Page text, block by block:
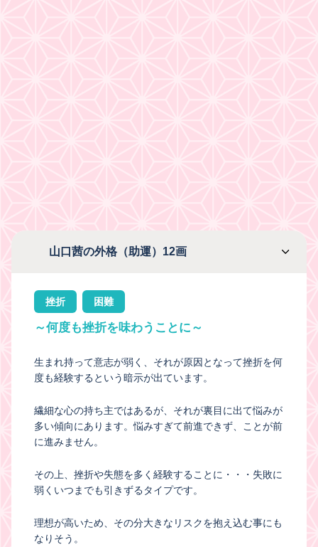
山口茜の外格（助運）12画
挫折 困難
～何度も挫折を味わうことに～
生まれ持って意志が弱く、それが原因となって挫折を何
度も経験するという暗示が出ています。
繊細な心の持ち主ではあるが、それが裏目に出て悩みが
多い傾向にあります。悩みすぎて前進できず、ことが前
に進みません。
その上、挫折や失態を多く経験することに・・・失敗に
弱くいつまでも引きずるタイプです。
理想が高いため、その分大きなリスクを抱え込む事にも
なりそう。